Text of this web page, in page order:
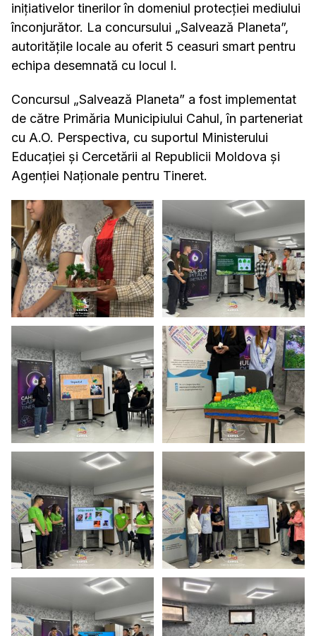
inițiativelor tinerilor în domeniul protecției mediului
înconjurător. La concursului „Salvează Planeta”,
autoritățile locale au oferit 5 ceasuri smart pentru
echipa desemnată cu locul I.
Concursul „Salvează Planeta” a fost implementat
de către Primăria Municipiului Cahul, în parteneriat
cu A.O. Perspectiva, cu suportul Ministerului
Educației și Cercetării al Republicii Moldova și
Agenției Naționale pentru Tineret.